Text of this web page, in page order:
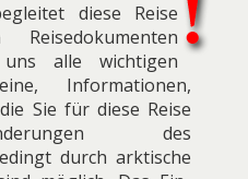
diese Reise
alle wichtigen
Informationen,
Sie für diese Reise
des
durch arktische